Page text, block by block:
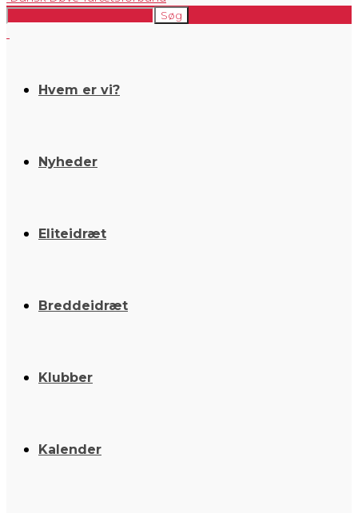
Hvem er vi?
Nyheder
Eliteidræt
Breddeidræt
Klubber
Kalender